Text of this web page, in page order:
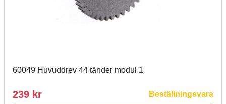
60049 Huvuddrev 44 tänder modul 1
239 kr Beställningsvara